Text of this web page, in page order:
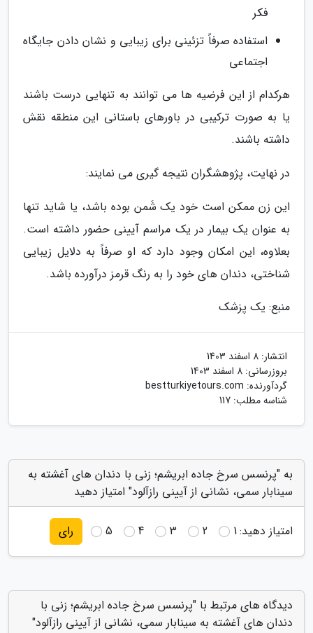
فکر
استفاده صرفاً تزئینی برای زیبایی و نشان دادن جایگاه
اجتماعی
هرکدام از این فرضیه ها می توانند به تنهایی درست باشند
یا به صورت ترکیبی در باورهای باستانی این منطقه نقش
داشته باشند.
در نهایت، پژوهشگران نتیجه گیری می نمایند:
این زن ممکن است خود یک شَمن بوده باشد، یا شاید تنها
به عنوان یک بیمار در یک مراسم آیینی حضور داشته است.
بعلاوه، این امکان وجود دارد که او صرفاً به دلایل زیبایی
شناختی، دندان های خود را به رنگ قرمز درآورده باشد.
منبع: یک پزشک
انتشار: 8 اسفند 1403
بروزرسانی: 8 اسفند 1403
گردآورنده: bestturkiyetours.com
شناسه مطلب: 117
به "پرنسس سرخ جاده ابریشم؛ زنی با دندان های آغشته به
سینابار سمی، نشانی از آیینی رازآلود" امتیاز دهید
امتیاز دهید:1
2
3
4
5 رای
دیدگاه های مرتبط با "پرنسس سرخ جاده ابریشم؛ زنی با
دندان های آغشته به سینابار سمی، نشانی از آیینی رازآلود"